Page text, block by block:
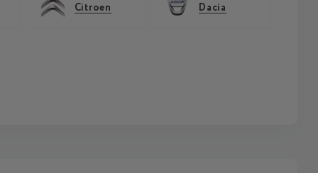
Citroen Dacia